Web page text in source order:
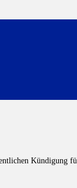
Kündigung